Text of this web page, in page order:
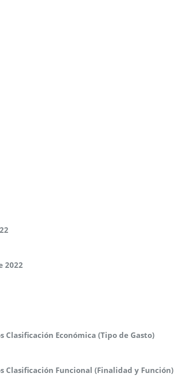
2022
Clasificación Económica (Tipo de Gasto)
Clasificación Funcional (Finalidad y Función)